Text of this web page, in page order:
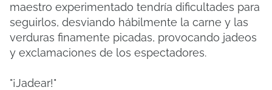
maestro experimentado tendría dificultades para
seguirlos, desviando hábilmente la carne y las
verduras finamente picadas, provocando jadeos
y exclamaciones de los espectadores.
"¡Jadear!"